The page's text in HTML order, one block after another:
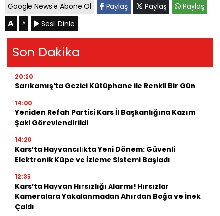
Google News'e Abone Ol Paylaş Paylaş Paylaş
A A Sesli Dinle
Son Dakika
20:20
Sarıkamış’ta Gezici Kütüphane ile Renkli Bir Gün
14:00
Yeniden Refah Partisi Kars İl Başkanlığına Kazım
Şaki Görevlendirildi
14:20
Kars’ta Hayvancılıkta Yeni Dönem: Güvenli
Elektronik Küpe ve İzleme Sistemi Başladı
12:35
Kars’ta Hayvan Hırsızlığı Alarmı! Hırsızlar
Kameralara Yakalanmadan Ahırdan Boğa ve İnek
Çaldı